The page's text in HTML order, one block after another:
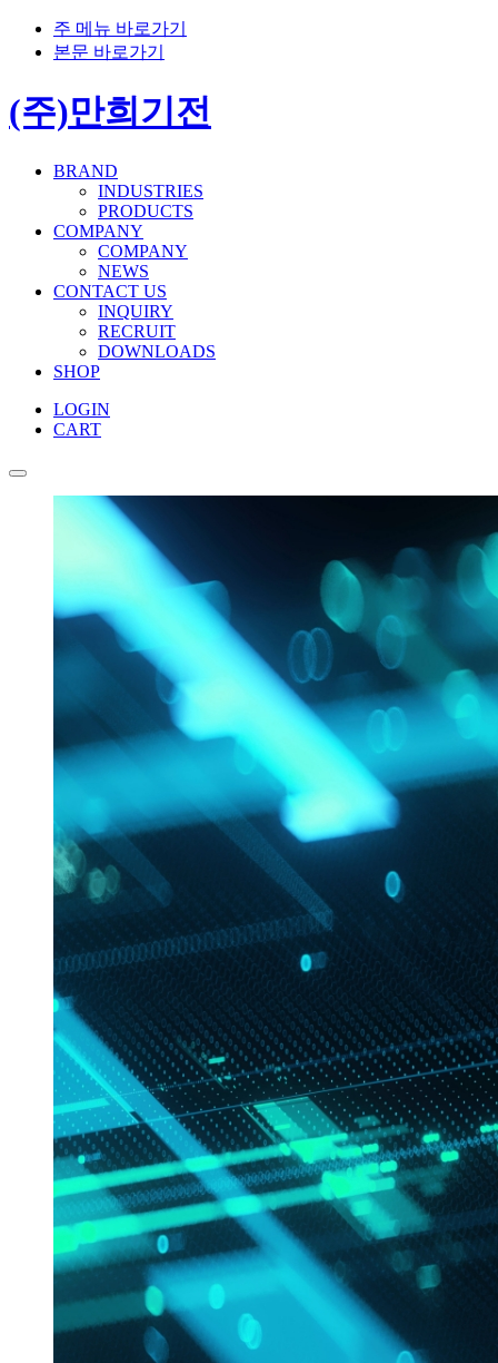
주 메뉴 바로가기
본문 바로가기
(주)만희기전
BRAND
INDUSTRIES
PRODUCTS
COMPANY
COMPANY
NEWS
CONTACT US
INQUIRY
RECRUIT
DOWNLOADS
SHOP
LOGIN
CART